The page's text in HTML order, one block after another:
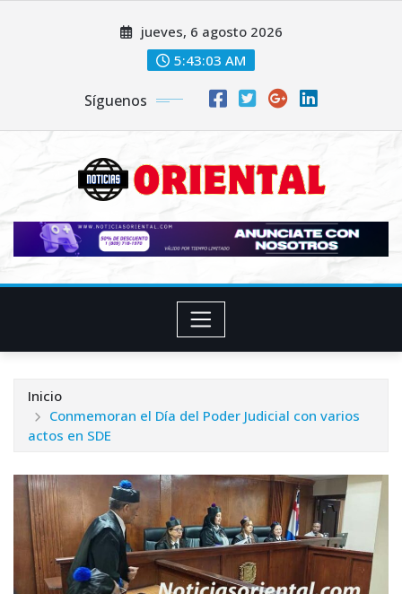
jueves, 6 agosto 2026
5:43:04 AM
Síguenos
Inicio
Conmemoran el Día del Poder Judicial con varios
actos en SDE